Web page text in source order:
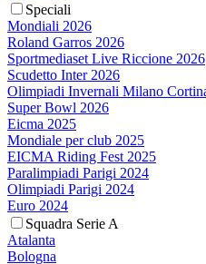
Speciali
Mondiali 2026
Roland Garros 2026
Sportmediaset Live Riccione 2026
Scudetto Inter 2026
Olimpiadi Invernali Milano
Super Bowl 2026
Eicma 2025
Mondiale per club 2025
EICMA Riding Fest 2025
Paralimpiadi Parigi 2024
Olimpiadi Parigi 2024
Euro 2024
Squadra Serie A
Atalanta
Bologna